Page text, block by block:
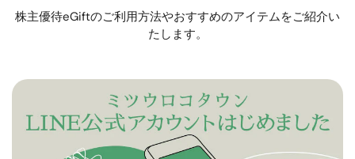
株主優待eGiftのご利用方法やおすすめのアイテムをご紹介い
たします。